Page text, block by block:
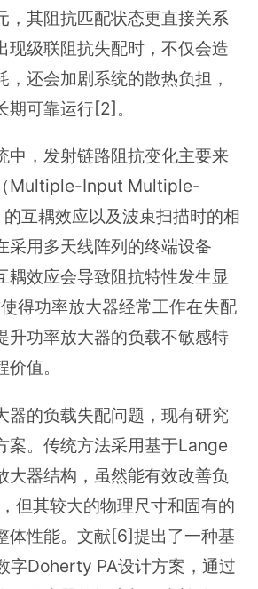
，其阻抗匹配状态更直接关系
现级联阻抗失配时，不仅会造
，还会加剧系统的散热负担，
期可靠运行[2]。
中，发射链路阻抗变化主要来
Multiple-Input Multiple-
互耦效应以及波束扫描时的相
采用多天线阵列的终端设备
耦效应会导致阻抗特性发生显
得功率放大器经常工作在失配
升功率放大器的负载不敏感特
值。
器的负载失配问题，现有研究
案。传统方法采用基于Lange
大器结构，虽然能有效改善负
但其较大的物理尺寸和固有的
体性能。文献[6]提出了一种基
字Doherty PA设计方案，通过